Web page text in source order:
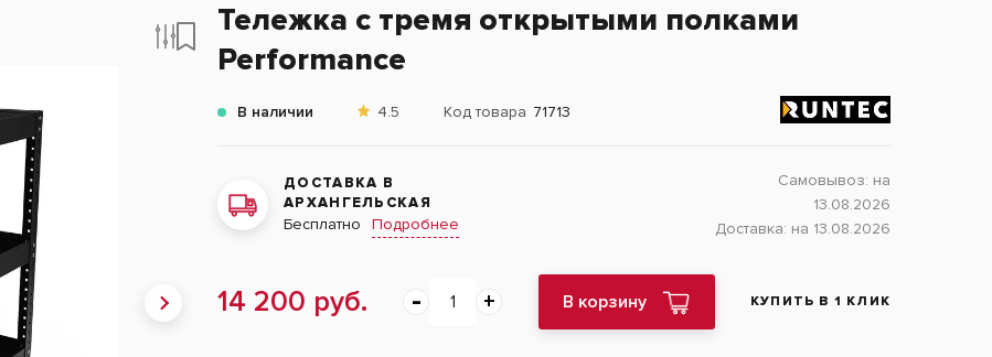
Тележка с тремя открытыми полками
Performance
В наличии 4.5 Код товара 71713
ДОСТАВКА В
АРХАНГЕЛЬСКАЯ
Бесплатно Подробнее
Самовывоз: на
13.08.2026
Доставка: на 13.08.2026
14 200 руб. В корзину КУПИТЬ В 1 КЛИК